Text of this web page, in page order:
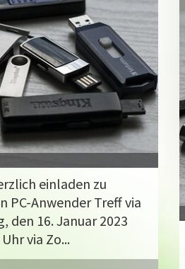
einladen zu
PC-Anwender Treff via
den 16. Januar 2023
via Zo...